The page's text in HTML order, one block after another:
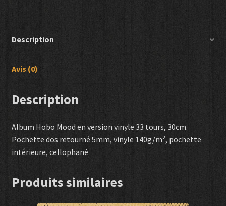
Description
Avis (0)
Description
Album Hobo Mood en version vinyle 33 tours, 30cm.
Pochette dos retourné 5mm, vinyle 140g/m², pochette
intérieure, cellophané
Produits similaires